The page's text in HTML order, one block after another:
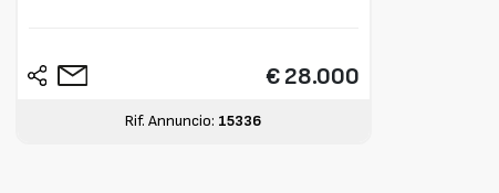
€ 28.000
Rif. Annuncio: 15336